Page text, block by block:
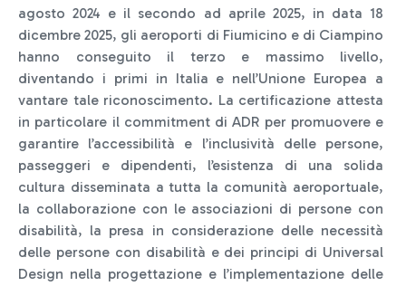
agosto 2024 e il secondo ad aprile 2025, in data 18
dicembre 2025, gli aeroporti di Fiumicino e di Ciampino
hanno conseguito il terzo e massimo livello,
diventando i primi in Italia e nell’Unione Europea a
vantare tale riconoscimento. La certificazione attesta
in particolare il commitment di ADR per promuovere e
garantire l’accessibilità e l’inclusività delle persone,
passeggeri e dipendenti, l’esistenza di una solida
cultura disseminata a tutta la comunità aeroportuale,
la collaborazione con le associazioni di persone con
disabilità, la presa in considerazione delle necessità
delle persone con disabilità e dei principi di Universal
Design nella progettazione e l’implementazione delle